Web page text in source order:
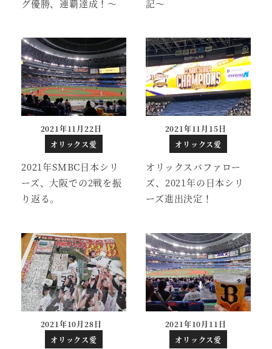
グ優勝、連覇達成！～
記～
2021年SMBC日本シリ
ーズ、大阪での2戦を振
り返る。
投稿日
2021年11月22日
オリックス愛
オリックスバファロー
ズ、2021年の日本シリ
ーズ進出決定！
投稿日
2021年11月15日
オリックス愛
投稿日
2021年10月28日
オリックス愛
投稿日
2021年10月11日
オリックス愛